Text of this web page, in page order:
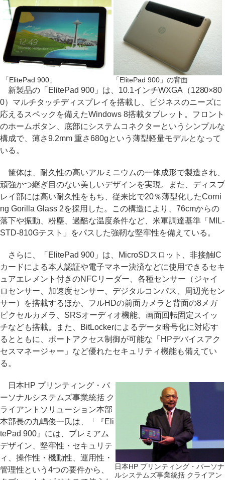
「ElitePad 900」 「ElitePad 900」の背面
新製品の「ElitePad 900」は、10.1インチWXGA（1280×80
0）マルチタッチディスプレイを搭載し、ビジネスのニーズに
応えるスペックを備えたWindows 8搭載タブレット。フロント
のホームボタン、底部にシステムコネクターというシンプルな
構成で、薄さ9.2mm 重さ680gという薄型軽量モデルとなって
いる。
筐体は、耐久性の高いアルミニウムの一体成形で製造され、
頑強かつ継ぎ目のない美しいデザインを実現。また、ディスプ
レイ部には高い耐久性をもち、従来比で20％薄型化したCorni
ng Gorilla Glass 2を採用した。この構造により、76cmからの
落下や振動、粉塵、過酷な温度条件など、米軍調達基準「MIL-
STD-810Gテスト」をパスした強靭な堅牢性を備えている。
さらに、「ElitePad 900」は、MicroSDスロット、非接触IC
カードによる本人認証や電子マネー決済などに使用できるセキ
ュアエレメント付きのNFCリーダー、各種センサー（ジャイ
ロセンサー、加速度センサー、デジタルコンパス、周辺光セン
サー）を搭載するほか、フルHDの前面カメラと背面の8メガ
ピクセルカメラ、SRSオーディオ機能、画面回転固定スイッ
チなども搭載。また、BitLockerによるデータ暗号化に対応す
るとともに、ポートアクセス制御が可能な「HPデバイスアク
セスマネージャー」など優れたセキュリティ機能も備えてい
る。
日本HP プリンティング・パーソナ
ルシステムズ事業統括 クライアン
日本HP プリンティング・パ
ーソナルシステムズ事業統括 ク
ライアントソリューション本部
本部長の九嶋俊一氏は、「『Eli
tePad 900』には、プレミアム
デザイン、堅牢性・セキュリテ
ィ、操作性・機動性、運用性・
管理性という4つの要件から、